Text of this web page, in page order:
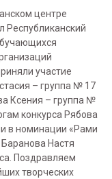
центре
Республиканский
участие
– группа № 17
Ксения – группа №
конкурса Рябова
в номинации «Рами
Настя
Поздравляем
творческих